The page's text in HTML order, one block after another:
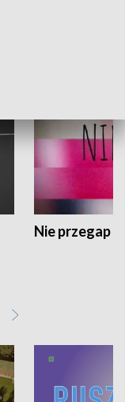
Nie przegap